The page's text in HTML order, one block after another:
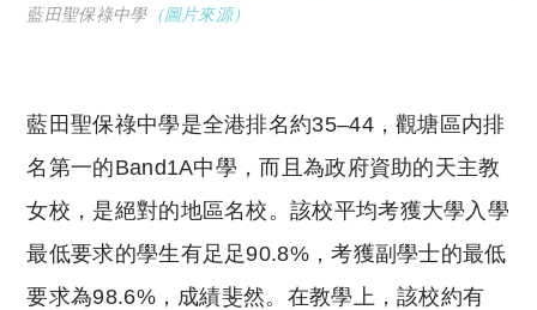
藍田聖保祿中學（圖片來源）
藍田聖保祿中學是全港排名約35–44，觀塘區内排
名第一的Band1A中學，而且為政府資助的天主教
女校，是絕對的地區名校。該校平均考獲大學入學
最低要求的學生有足足90.8%，考獲副學士的最低
要求為98.6%，成績斐然。在教學上，該校約有